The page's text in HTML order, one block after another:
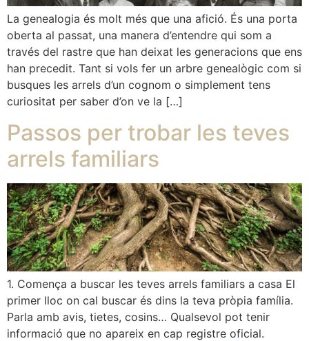
La genealogia és molt més que una afició. És una porta
oberta al passat, una manera d’entendre qui som a
través del rastre que han deixat les generacions que ens
han precedit. Tant si vols fer un arbre genealògic com si
busques les arrels d’un cognom o simplement tens
curiositat per saber d’on ve la […]
Passos per trobar les teves
arrels familiars
1. Comença a buscar les teves arrels familiars a casa El
primer lloc on cal buscar és dins la teva pròpia família.
Parla amb avis, tietes, cosins… Qualsevol pot tenir
informació que no apareix en cap registre oficial.